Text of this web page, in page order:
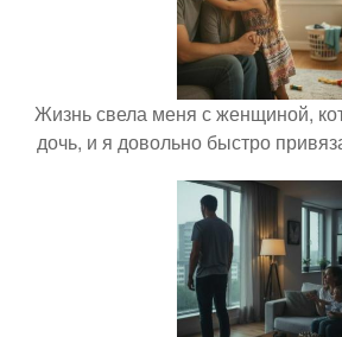
Жизнь свела меня с женщиной,
дочь, и я довольно быстро